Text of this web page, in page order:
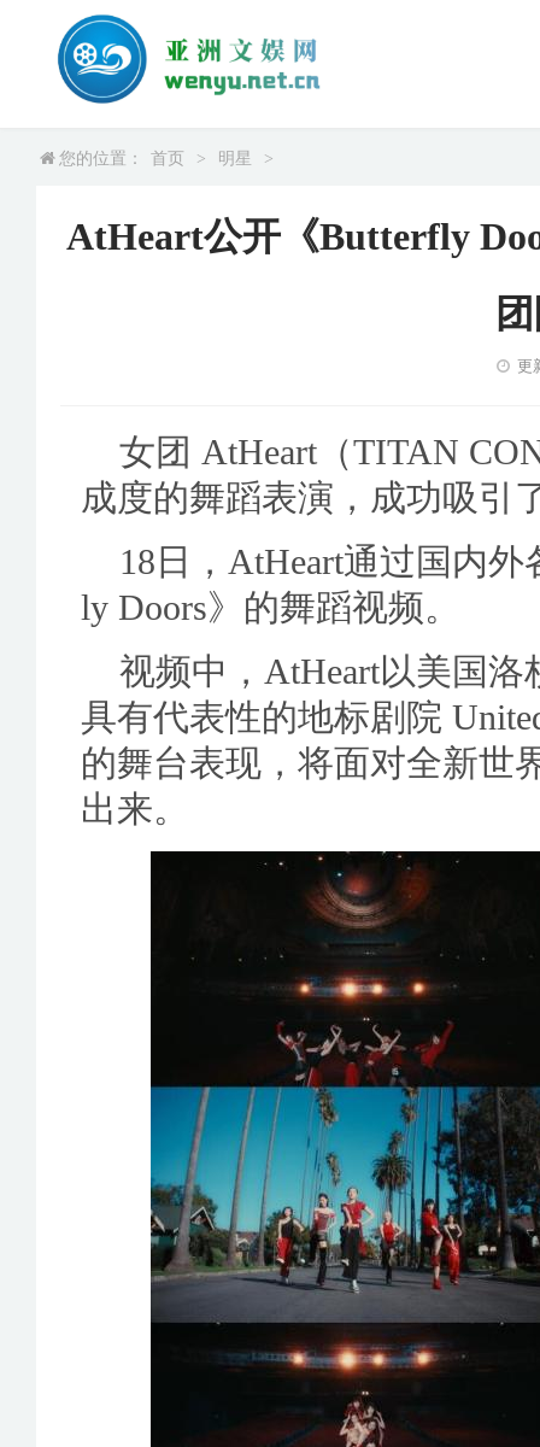
您的位置： 首页 > 明星 >
AtHeart公开《Butterfly
更
女团 AtHeart（TITAN
成度的舞蹈表演，成功吸引
18日，AtHeart通过国内
ly Doors》的舞蹈视频。
视频中，AtHeart以美国
具有代表性的地标剧院
的舞台表现，将面对全新世
出来。